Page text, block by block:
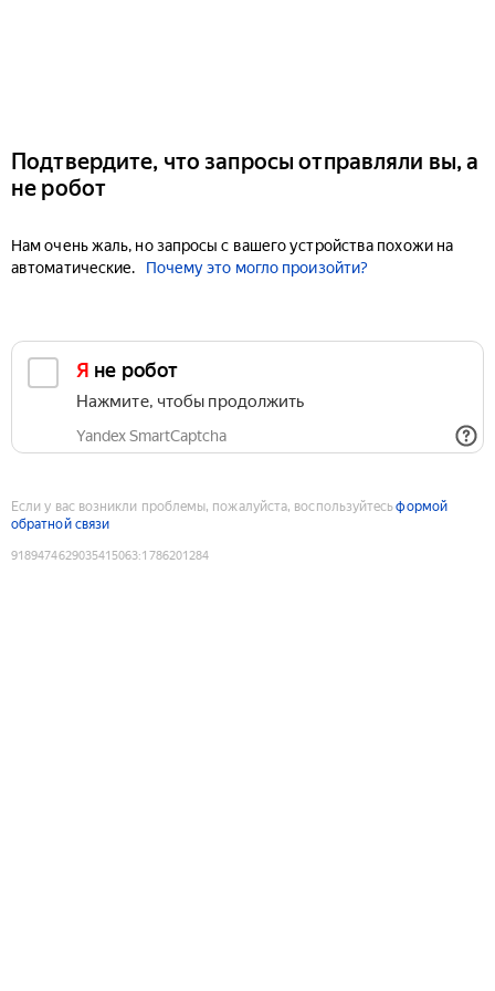
Подтвердите, что запросы отправляли вы, а
не робот
Нам очень жаль, но запросы с вашего устройства похожи на
автоматические.
Почему это могло произойти?
Я не робот
Нажмите, чтобы продолжить
Yandex SmartCaptcha
Если у вас возникли проблемы, пожалуйста, воспользуйтесьформой
обратной связи
9189474629035415063:1786201284